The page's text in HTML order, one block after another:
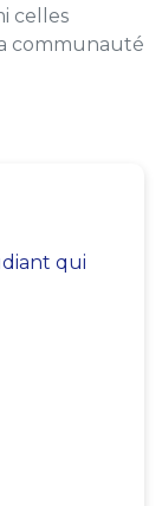
celles
communauté
qui